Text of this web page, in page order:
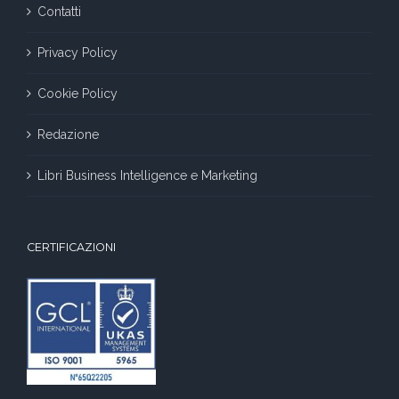
Contatti
Privacy Policy
Cookie Policy
Redazione
Libri Business Intelligence e Marketing
CERTIFICAZIONI